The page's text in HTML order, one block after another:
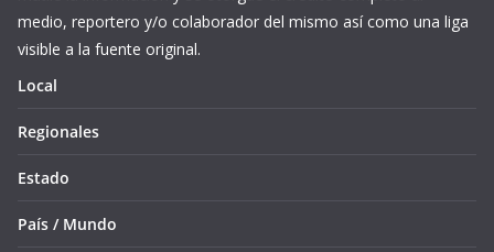
medio, reportero y/o colaborador del mismo así como una liga
visible a la fuente original.
Local
Regionales
Estado
País / Mundo